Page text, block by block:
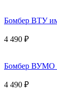
Бомбер ВТУ
4 490 ₽
Бомбер ВУМО
4 490 ₽